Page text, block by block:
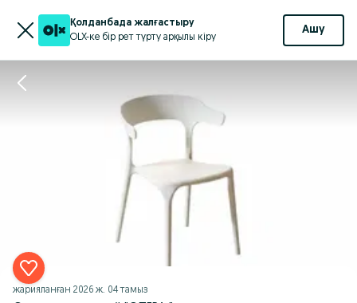
Қолданбада жалғастыру
OLX-ке бір рет түрту арқылы кіру
Ашу
жарияланған 2026 ж. 04 тамыз